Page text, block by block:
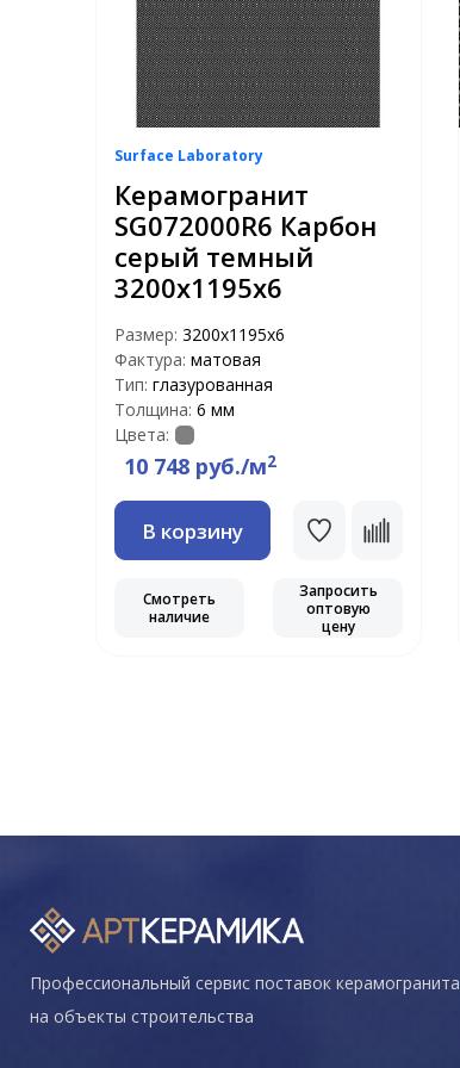
Surface Laboratory
Керамогранит
SG072000R6 Карбон
серый темный
3200х1195х6
Размер: 3200х1195х6
Фактура: матовая
Тип: глазурованная
Толщина: 6 мм
Цвета:
10 748 руб./м2
В корзину
Смотреть
наличие
Запросить
оптовую
цену
Профессиональный сервис поставок керамогранита
на объекты строительства